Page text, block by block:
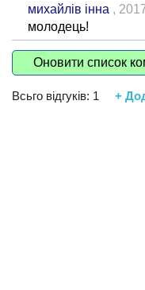
михайлів інна ,
молодець!
Оновити список
Всьго відгуків: 1 +